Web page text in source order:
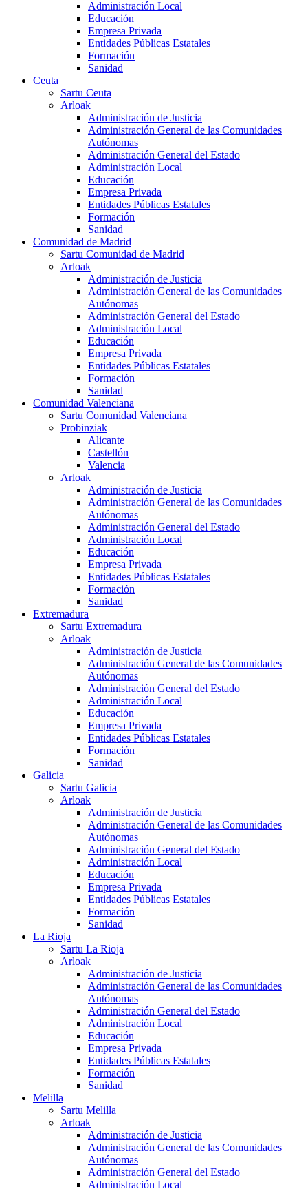
Administración Local
Educación
Empresa Privada
Entidades Públicas Estatales
Formación
Sanidad
Ceuta
Sartu Ceuta
Arloak
Administración de Justicia
Administración General de las Comunidades
Autónomas
Administración General del Estado
Administración Local
Educación
Empresa Privada
Entidades Públicas Estatales
Formación
Sanidad
Comunidad de Madrid
Sartu Comunidad de Madrid
Arloak
Administración de Justicia
Administración General de las Comunidades
Autónomas
Administración General del Estado
Administración Local
Educación
Empresa Privada
Entidades Públicas Estatales
Formación
Sanidad
Comunidad Valenciana
Sartu Comunidad Valenciana
Probinziak
Alicante
Castellón
Valencia
Arloak
Administración de Justicia
Administración General de las Comunidades
Autónomas
Administración General del Estado
Administración Local
Educación
Empresa Privada
Entidades Públicas Estatales
Formación
Sanidad
Extremadura
Sartu Extremadura
Arloak
Administración de Justicia
Administración General de las Comunidades
Autónomas
Administración General del Estado
Administración Local
Educación
Empresa Privada
Entidades Públicas Estatales
Formación
Sanidad
Galicia
Sartu Galicia
Arloak
Administración de Justicia
Administración General de las Comunidades
Autónomas
Administración General del Estado
Administración Local
Educación
Empresa Privada
Entidades Públicas Estatales
Formación
Sanidad
La Rioja
Sartu La Rioja
Arloak
Administración de Justicia
Administración General de las Comunidades
Autónomas
Administración General del Estado
Administración Local
Educación
Empresa Privada
Entidades Públicas Estatales
Formación
Sanidad
Melilla
Sartu Melilla
Arloak
Administración de Justicia
Administración General de las Comunidades
Autónomas
Administración General del Estado
Administración Local